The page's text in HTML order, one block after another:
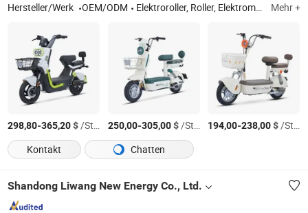
Hersteller/Werk OEM/ODM Elektroroller, Roller, Elektromotorrad, E-Roller, Elektrisches Dreirad, Elektrisches Fahrrad, Motor Mehr +
298,80-365,20$/Stück 250,00-305,00$/Stück 194,00-238,00$/Stück
Kontakt
Chatten
Shandong Liwang New Energy Co., Ltd.